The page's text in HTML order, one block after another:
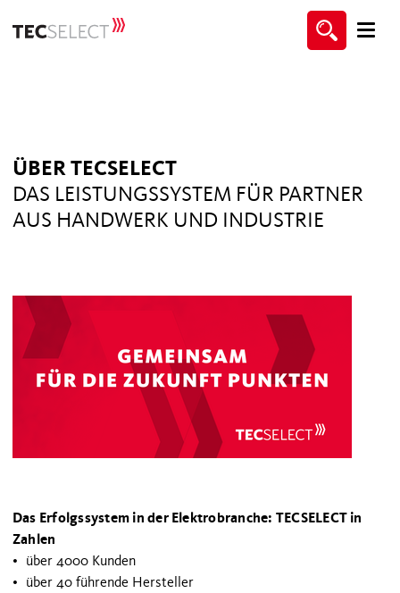
ÜBER TECSELECT
DAS LEISTUNGSSYSTEM FÜR PARTNER
AUS HANDWERK UND INDUSTRIE
Das Erfolgssystem in der Elektrobranche: TECSELECT in
Zahlen
über 4000 Kunden
über 40 führende Hersteller